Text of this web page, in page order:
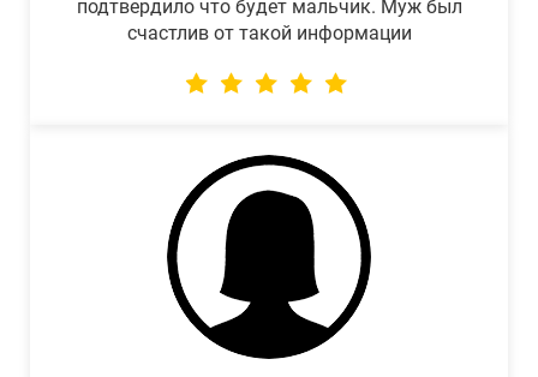
подтвердило что будет мальчик. Муж был
счастлив от такой информации